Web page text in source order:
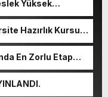
Yüksek
Hazırlık Kursu
En Zorlu Etap